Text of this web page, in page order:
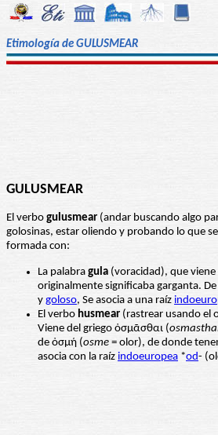
Etimología de GULUSMEAR
GULUSMEAR
El verbo gulusmear (andar buscando algo
golosinas, estar oliendo y probando lo que
formada con:
La palabra gula (voracidad), que
originalmente significaba garganta.
y goloso, Se asocia a una raíz
El verbo husmear (rastrear usando el
Viene del griego ὀσμᾶσθαι (
de ὀσμή (osme = olor), de donde
asocia con la raíz indoeuropea *od-